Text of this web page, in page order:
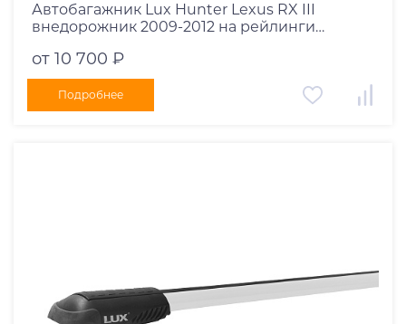
Автобагажник Lux Hunter Lexus RX III
внедорожник 2009-2012 на рейлинги
от 10 700 ₽
Подробнее